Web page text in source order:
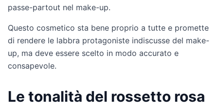
passe-partout nel make-up.
Questo cosmetico sta bene proprio a tutte e promette
di rendere le labbra protagoniste indiscusse del make-
up, ma deve essere scelto in modo accurato e
consapevole.
Le tonalità del rossetto rosa